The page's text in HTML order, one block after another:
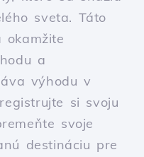
sveta. Táto
okamžite
a
výhodu v
si svoju
svoje
destináciu pre